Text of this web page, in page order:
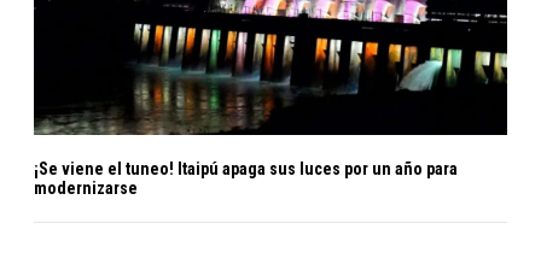
¡Se viene el tuneo! Itaipú apaga sus luces por un año para
modernizarse